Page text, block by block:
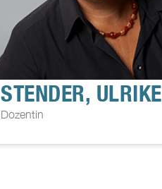
STENDER, ULRIKE
Dozentin